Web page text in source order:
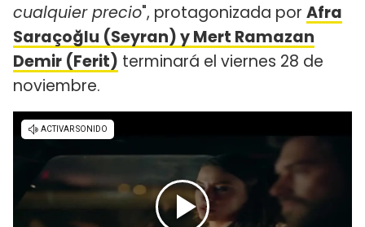
cualquier precio", protagonizada por Afra
Saraçoğlu (Seyran) y Mert Ramazan
Demir (Ferit) terminará el viernes 28 de
noviembre.